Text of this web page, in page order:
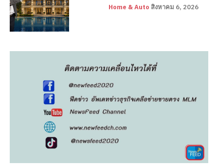
Home & Auto สิงหาคม 6, 2026